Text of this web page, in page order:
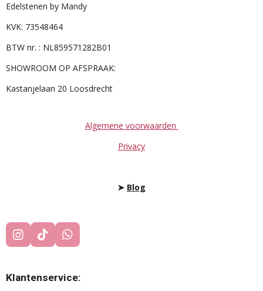
Edelstenen by Mandy
KVK: 73548464
BTW nr. : NL859571282B01
SHOWROOM OP AFSPRAAK:
Kastanjelaan 20 Loosdrecht
Algemene voorwaarden
Privacy
➤ Blog
I
N
T
A
T
I
T
O
W
H
T
S
Klantenservice: